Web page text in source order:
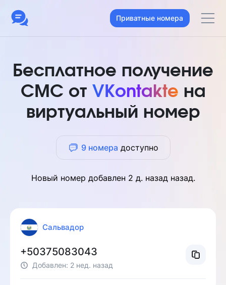
Приватные номера
Бесплатное получение
СМС от VKontakte на
виртуальный номер
9 номера доступно
Новый номер добавлен 2 д. назадназад.
Сальвадор
+50375083043
Добавлен: 2 нед. назад